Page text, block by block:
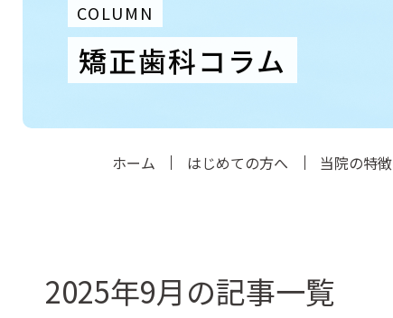
COLUMN
矯正歯科コラム
ホーム はじめての方へ 当院の特徴
2025年9月の記事一覧